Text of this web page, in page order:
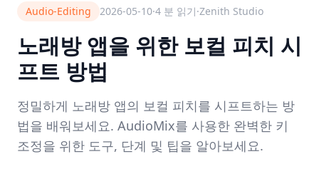
Audio-Editing 2026-05-10·4 분 읽기·Zenith Studio
노래방 앱을 위한 보컬 피치 시
프트 방법
정밀하게 노래방 앱의 보컬 피치를 시프트하는 방
법을 배워보세요. AudioMix를 사용한 완벽한 키
조정을 위한 도구, 단계 및 팁을 알아보세요.